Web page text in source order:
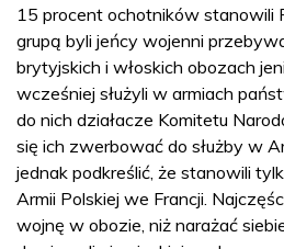
15 procent ochotników stanowili
grupą byli jeńcy wojenni
brytyjskich i włoskich obozach
wcześniej służyli w armiach
do nich działacze Komitetu
się ich zwerbować do służby w
jednak podkreślić, że stanowili
Armii Polskiej we Francji.
wojnę w obozie, niż narażać